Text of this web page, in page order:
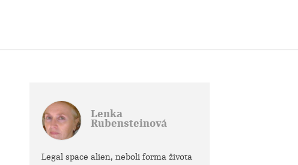
Lenka
Rubensteinová
Legal space alien, neboli forma života